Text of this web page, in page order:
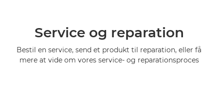
Service og reparation
Bestil en service, send et produkt til reparation, eller få
mere at vide om vores service- og reparationsproces